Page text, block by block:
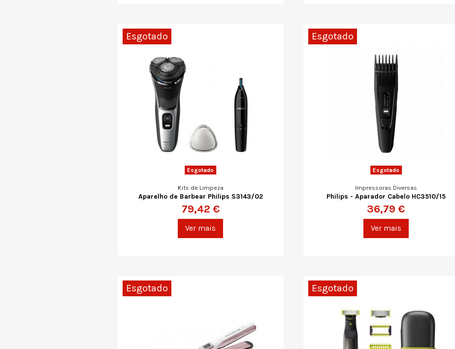
Esgotado
Esgotado
Kits de Limpeza
Aparelho de Barbear Philips S3143/02
79,42 €
Ver mais
Esgotado
Esgotado
Impressoras Diversas
Philips - Aparador Cabelo HC3510/15
36,79 €
Ver mais
Esgotado Esgotado